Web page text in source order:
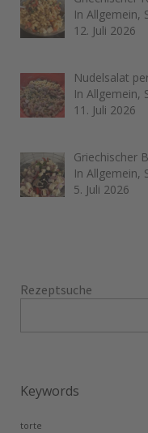
In Allgemein,
12. Juli 2026
Nudelsalat
In Allgemein,
11. Juli 2026
Griechischer
In Allgemein,
5. Juli 2026
Rezeptsuche
Keywords
torte